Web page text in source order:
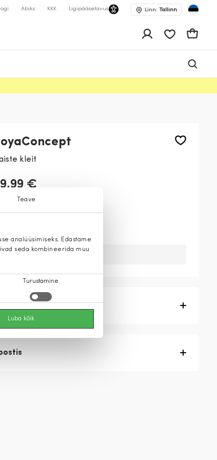
Teave
analüüsimiseks. Edastame
seda kombineerida muu
Turustamine
Luba kõik
Abiks KKK Ligipääsetavus Linn: Tallinn
kleit
€